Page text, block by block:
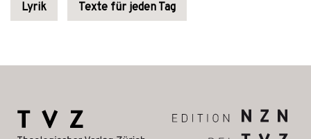
Lyrik Texte für jeden Tag